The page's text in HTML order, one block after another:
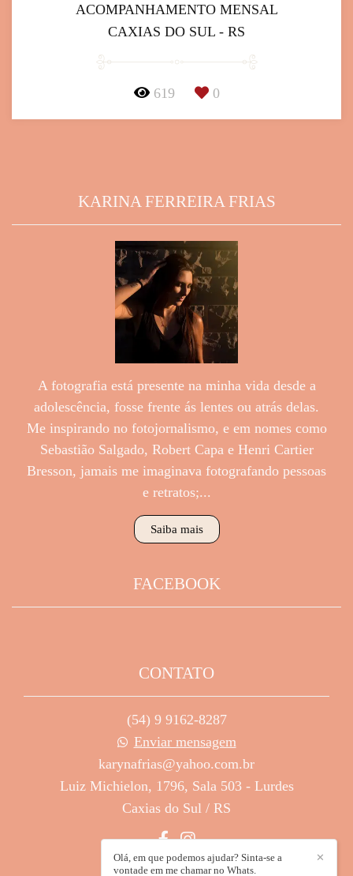
ACOMPANHAMENTO MENSAL
CAXIAS DO SUL - RS
619 0
KARINA FERREIRA FRIAS
A fotografia está presente na minha vida desde a
adolescência, fosse frente ás lentes ou atrás delas.
Me inspirando no fotojornalismo, e em nomes como
Sebastião Salgado, Robert Capa e Henri Cartier
Bresson, jamais me imaginava fotografando pessoas
e retratos;...
Saiba mais
FACEBOOK
CONTATO
(54) 9 9162-8287
Enviar mensagem
karynafrias@yahoo.com.br
Luiz Michielon, 1796, Sala 503 - Lurdes
Caxias do Sul / RS
✕
Olá, em que podemos ajudar? Sinta-se a
vontade em me chamar no Whats.